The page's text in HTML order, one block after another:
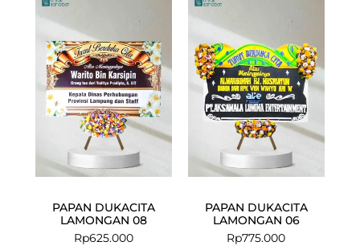
PAPAN DUKACITA
LAMONGAN 08
Rp625.000
PAPAN DUKACITA
LAMONGAN 06
Rp775.000